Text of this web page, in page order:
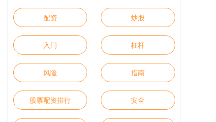
配资 炒股
入门 杠杆
风险 指南
股票配资排行 安全